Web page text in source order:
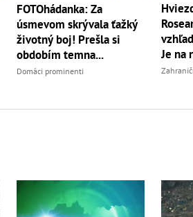
FOTOhádanka: Za
úsmevom skrývala ťažký
životný boj! Prešla si
obdobím temna...
Domáci prominenti
Je na